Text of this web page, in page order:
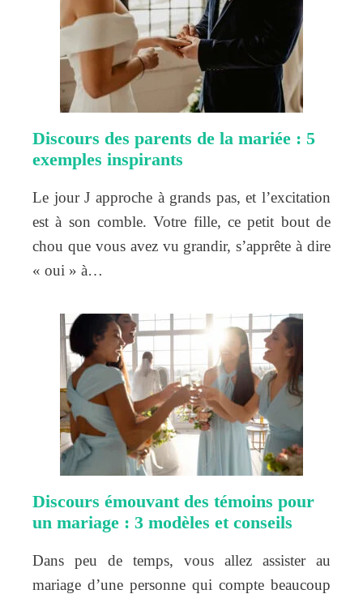
Discours des parents de la mariée : 5
exemples inspirants
Le jour J approche à grands pas, et l’excitation
est à son comble. Votre fille, ce petit bout de
chou que vous avez vu grandir, s’apprête à dire
« oui » à…
Discours émouvant des témoins pour
un mariage : 3 modèles et conseils
Dans peu de temps, vous allez assister au
mariage d’une personne qui compte beaucoup